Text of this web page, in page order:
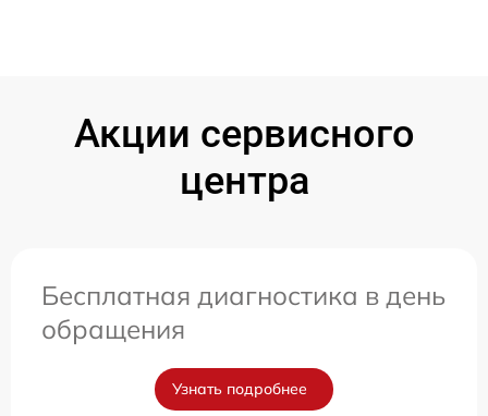
Акции сервисного
центра
Бесплатная диагностика в день
обращения
Узнать подробнее